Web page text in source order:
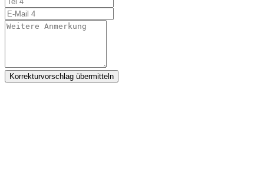
Korrekturvorschlag übermitteln